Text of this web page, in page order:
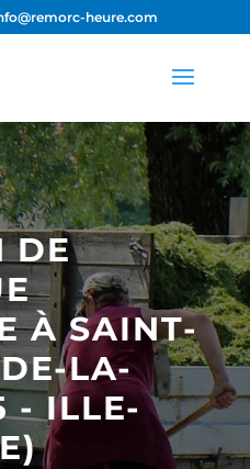
heure.com
DE
À SAINT-
LA-
- ILLE-